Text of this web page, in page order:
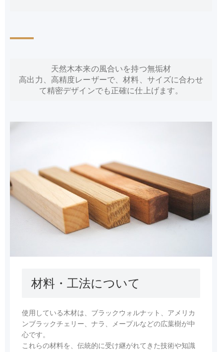
天然木本来の風合いを持つ無垢材
高出力、高精度レーザーで、材料、サイズに合わせ
て精密デザインでも正確に仕上げます。
材料・工法について
使用している木材は、ブラックウォルナット、アメリカ
ンブラックチェリー、ナラ、メープルなどの広葉樹が中
心です。
これらの材料を、伝統的に受け継がれてきた技術や知識